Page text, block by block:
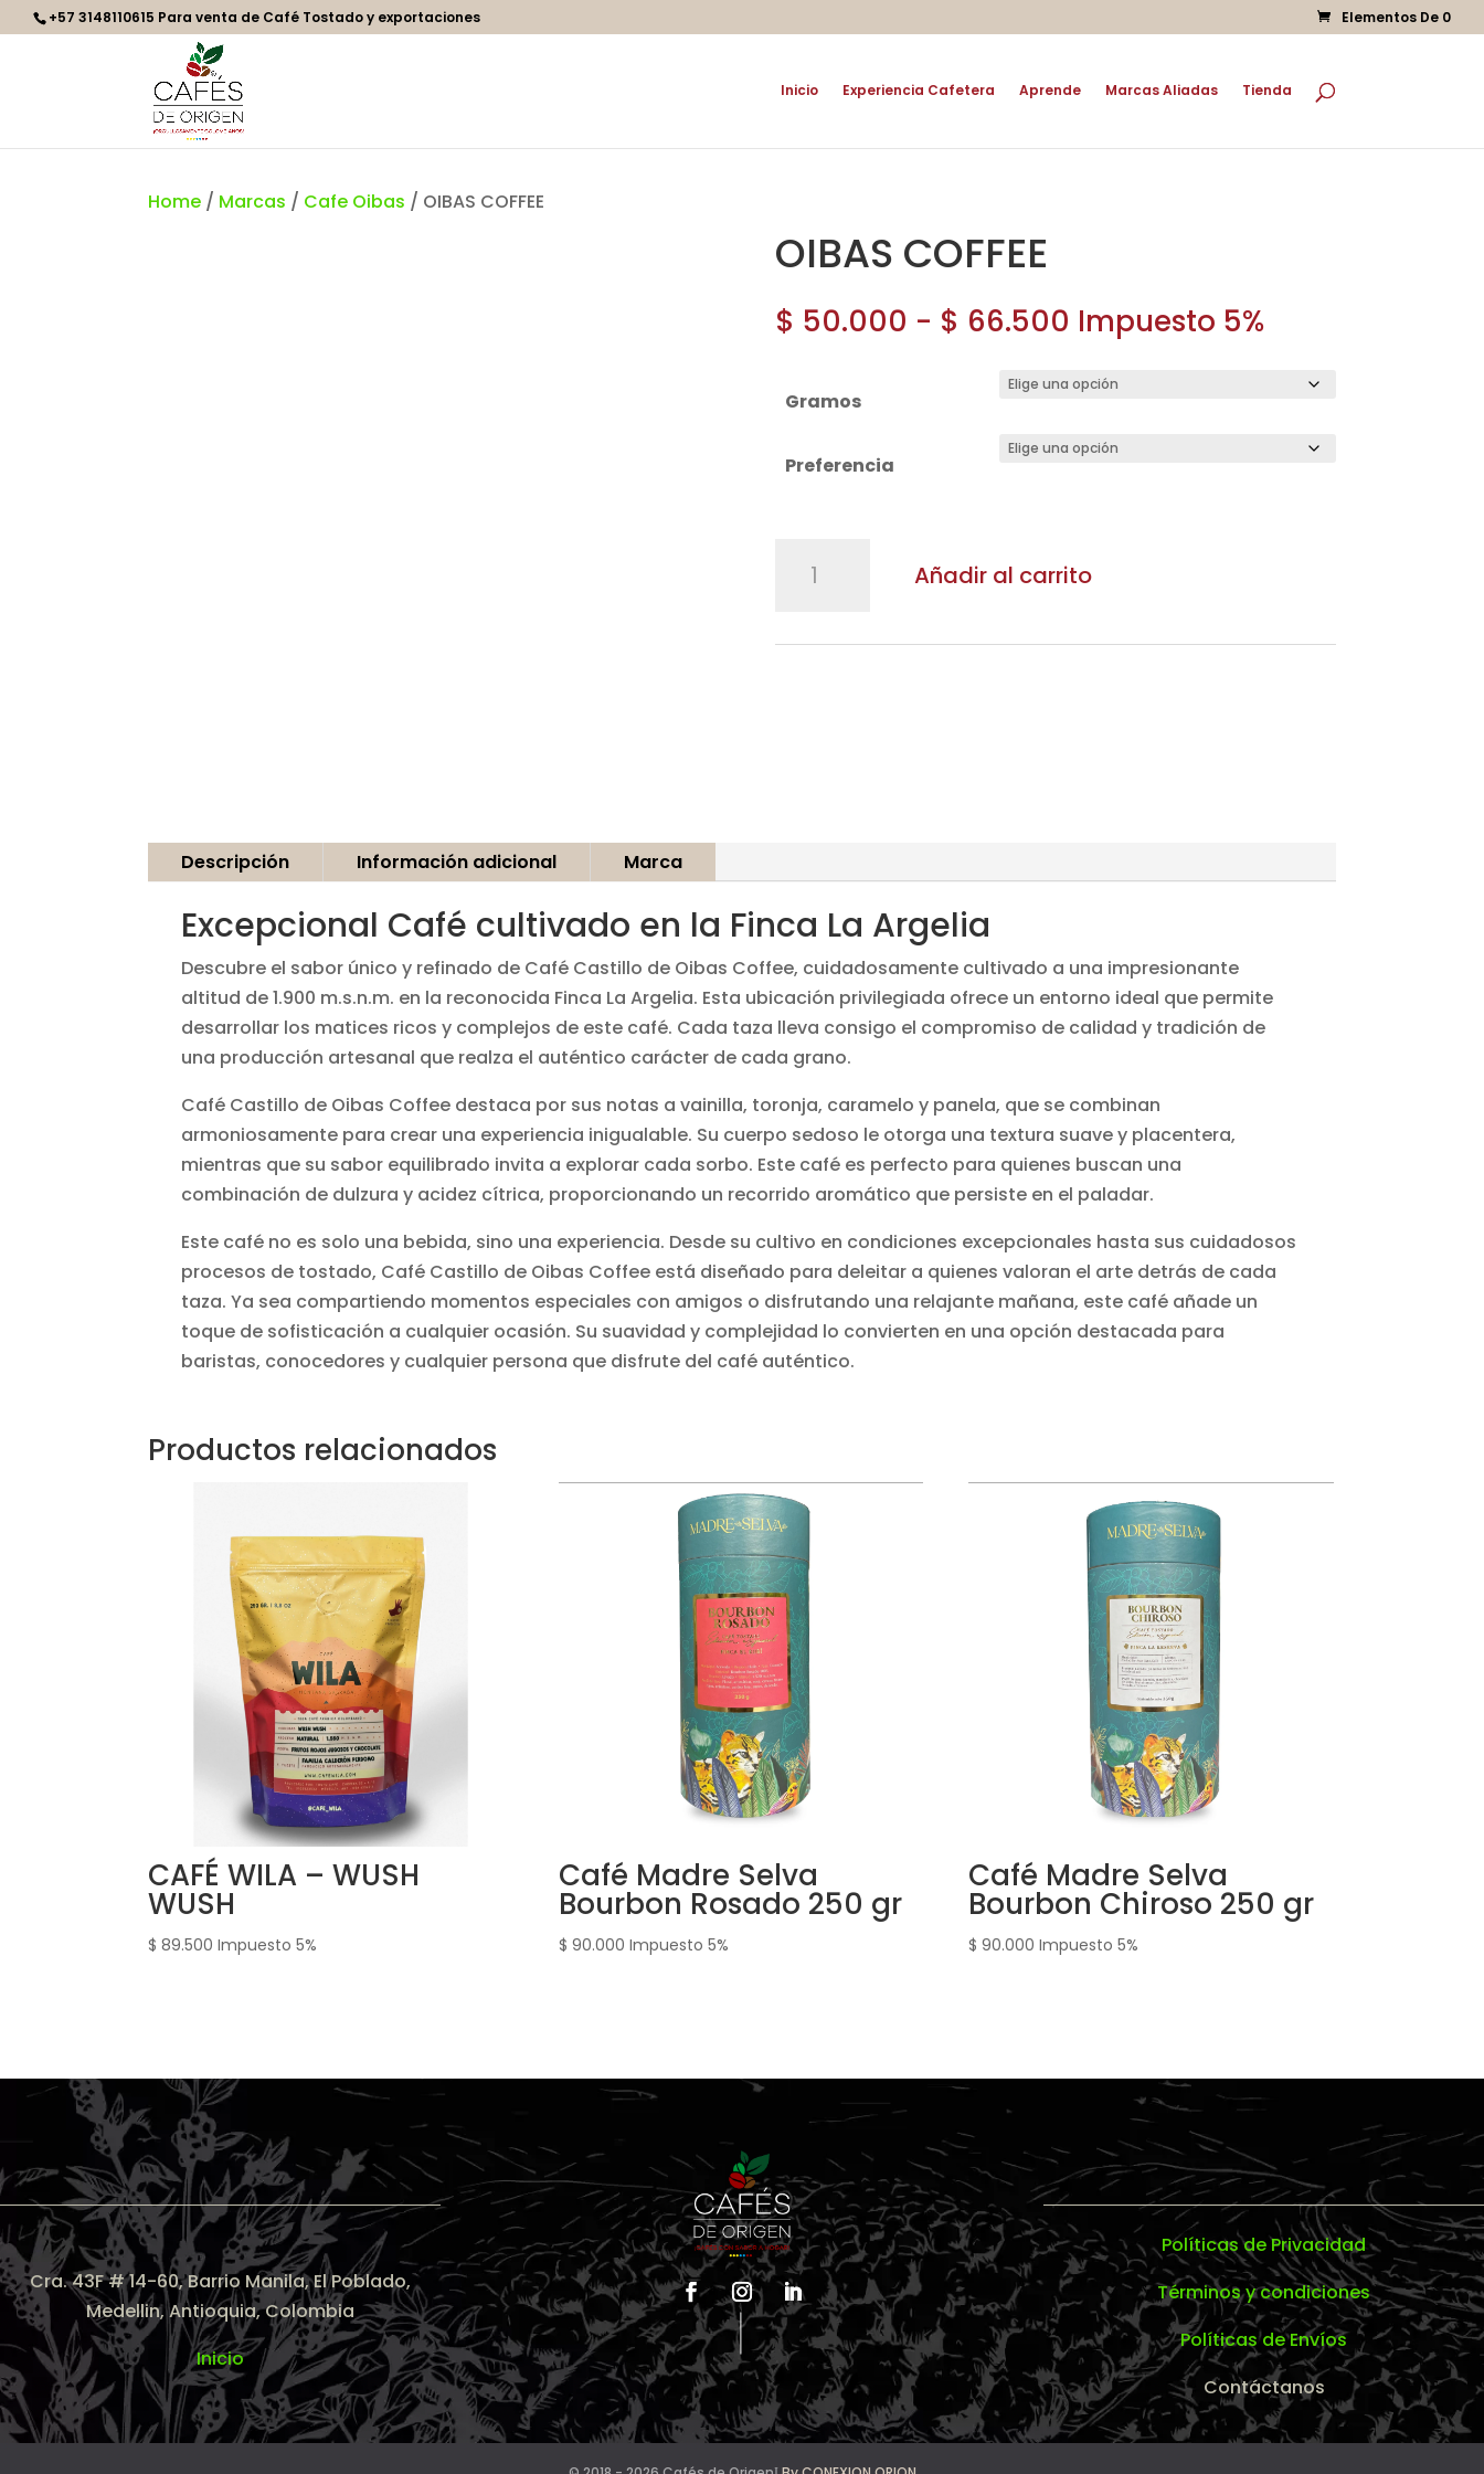
+57 3148110615 Para venta de Café Tostado y exportaciones Elementos De 0
Inicio Experiencia Cafetera Aprende Marcas Aliadas Tienda
Home / Marcas / Cafe Oibas / OIBAS COFFEE
OIBAS COFFEE
$ 50.000 - $ 66.500 Rango
precios:
$ 50.000
hasta
Impuesto 5%
Gramos
Preferencia
COFFEE
Añadir al carrito
Descripción Información adicional Marca
Excepcional Café cultivado en la Finca La Argelia
Descubre el sabor único y refinado de Café Castillo de Oibas Coffee, cuidadosamente cultivado a una impresionante
altitud de 1.900 m.s.n.m. en la reconocida Finca La Argelia. Esta ubicación privilegiada ofrece un entorno ideal que permite
desarrollar los matices ricos y complejos de este café. Cada taza lleva consigo el compromiso de calidad y tradición de
una producción artesanal que realza el auténtico carácter de cada grano.
Café Castillo de Oibas Coffee destaca por sus notas a vainilla, toronja, caramelo y panela, que se combinan
armoniosamente para crear una experiencia inigualable. Su cuerpo sedoso le otorga una textura suave y placentera,
mientras que su sabor equilibrado invita a explorar cada sorbo. Este café es perfecto para quienes buscan una
combinación de dulzura y acidez cítrica, proporcionando un recorrido aromático que persiste en el paladar.
Este café no es solo una bebida, sino una experiencia. Desde su cultivo en condiciones excepcionales hasta sus cuidadosos
procesos de tostado, Café Castillo de Oibas Coffee está diseñado para deleitar a quienes valoran el arte detrás de cada
taza. Ya sea compartiendo momentos especiales con amigos o disfrutando una relajante mañana, este café añade un
toque de sofisticación a cualquier ocasión. Su suavidad y complejidad lo convierten en una opción destacada para
baristas, conocedores y cualquier persona que disfrute del café auténtico.
Productos relacionados
CAFÉ WILA – WUSH
WUSH
$ 89.500 Impuesto 5%
Café Madre Selva
Bourbon Rosado 250 gr
$ 90.000 Impuesto 5%
Café Madre Selva
Bourbon Chiroso 250 gr
$ 90.000 Impuesto 5%
Cra. 43F # 14-60, Barrio Manila, El Poblado,
Medellin, Antioquia, Colombia
Inicio
Políticas de Privacidad
Términos y condiciones
Políticas de Envíos
Contáctanos